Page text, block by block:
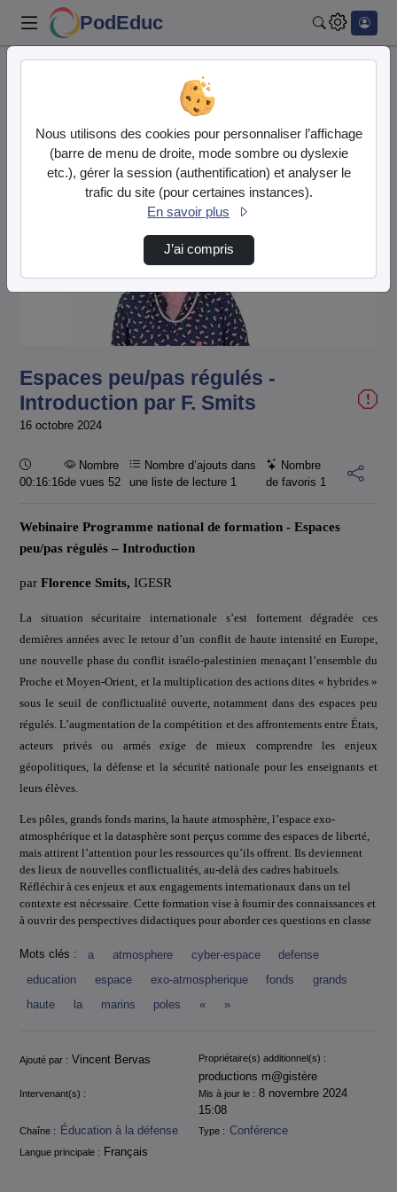
PodEduc
Espaces peu/pas régulés - Introduction par F…
Lire
la
vidéo
Espaces peu/pas régulés -
Introduction par F. Smits
16 octobre 2024
Durée :
00:16:16
Nombre
de vues 52
Nombre d’ajouts dans
une liste de lecture 1
Nombre
de favoris 1
Webinaire Programme national de formation - Espaces
peu/pas régulés – Introduction
par Florence Smits, IGESR
La situation sécuritaire internationale s’est fortement dégradée ces
dernières années avec le retour d’un conflit de haute intensité en Europe,
une nouvelle phase du conflit israélo-palestinien menaçant l’ensemble du
Proche et Moyen-Orient, et la multiplication des actions dites « hybrides »
sous le seuil de conflictualité ouverte, notamment dans des espaces peu
régulés. L’augmentation de la compétition et des affrontements entre États,
acteurs privés ou armés exige de mieux comprendre les enjeux
géopolitiques, la défense et la sécurité nationale pour les enseignants et
leurs élèves.
Les pôles, grands fonds marins, la haute atmosphère, l’espace exo-
atmosphérique et la datasphère sont perçus comme des espaces de liberté,
mais attirent l’attention pour les ressources qu’ils offrent. Ils deviennent
des lieux de nouvelles conflictualités, au-delà des cadres habituels.
Réfléchir à ces enjeux et aux engagements internationaux dans un tel
contexte est nécessaire. Cette formation vise à fournir des connaissances et
à ouvrir des perspectives didactiques pour aborder ces questions en classe
Mots clés : a atmosphere cyber-espace
defense
education
espace exo-atmospherique fonds
grands
haute
la marins poles « »
Informations
Ajouté par : Vincent Bervas Propriétaire(s) additionnel(s) :
productions m@gistère
Intervenant(s) : Mis à jour le : 8 novembre 2024
15:08
Chaîne : Éducation à la défense Type : Conférence
Langue principale : Français
Nous utilisons des cookies pour personnaliser l’affichage
(barre de menu de droite, mode sombre ou dyslexie
etc.), gérer la session (authentification) et analyser le
trafic du site (pour certaines instances).
En savoir plus
J’ai compris